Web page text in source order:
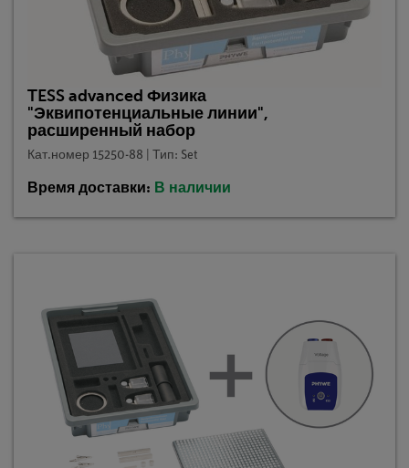
TESS advanced Физика
"Эквипотенциальные линии",
расширенный набор
Кат.номер 15250-88 | Тип: Set
Время доставки: В наличии